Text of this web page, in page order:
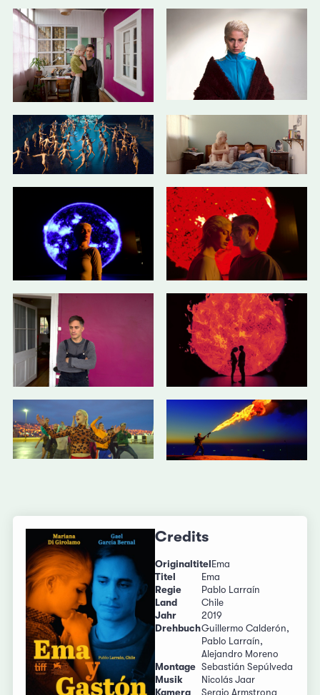
Credits
Originaltitel Ema
Titel
Ema
Regie
Pablo Larraín
Land
Chile
Jahr
2019
DrehbuchGuillermo Calderón,
Pablo Larraín,
Alejandro Moreno
Montage Sebastián Sepúlveda
Musik
Nicolás Jaar
Kamera
Sergio Armstrong